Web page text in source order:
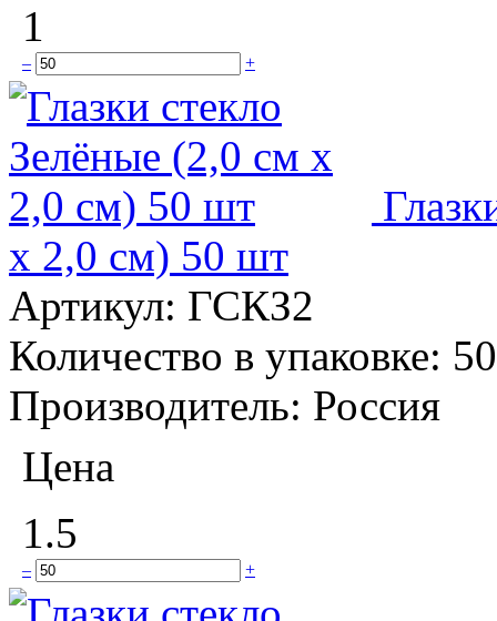
1
– +
x 2,0 см) 50 шт
Артикул: ГСКЗ2
Количество в упаковке: 50
Производитель: Россия
Цена
1.5
– +